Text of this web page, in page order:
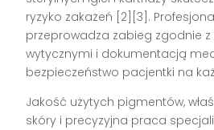
ryzyko zakażeń [2][3] .
przeprowadza zabieg zgodnie
wytycznymi i dokumentacją
bezpieczeństwo pacjentki na
Jakość użytych pigmentów,
skóry i precyzyjna praca